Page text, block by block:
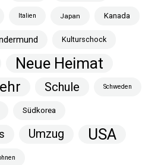
Italien Japan Kanada
Kulturschock
Neue Heimat
Schule Schweden
Südkorea
Umzug USA